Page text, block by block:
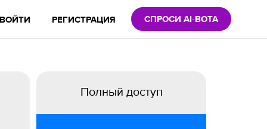
ВОЙТИ РЕГИСТРАЦИЯ СПРОСИ AI-BOTA
Полный доступ